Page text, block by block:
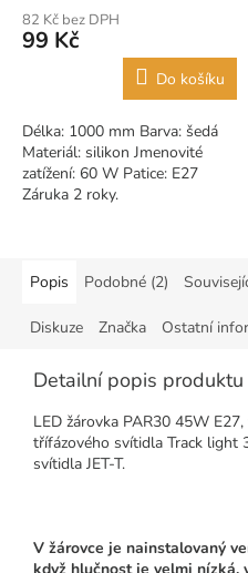
82 Kč bez DPH
99 Kč
Do košíku
Délka: 1000 mm Barva: šedá
Materiál: silikon Jmenovité
zatížení: 60 W Patice: E27
Záruka 2 roky.
Popis Podobné (2)
Diskuze Značka Ostatní
Detailní popis produktu
LED žárovka PAR30 45W
třífázového svítidla Track light
svítidla JET-T.
V žárovce je nainstalovaný
když hlučnost je velmi